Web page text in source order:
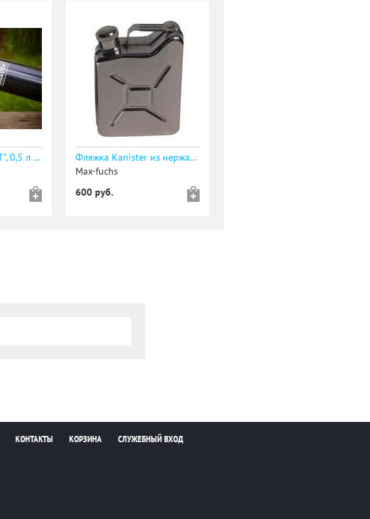
Термос "СЛЕДОПЫТ", 0,5 л /20/
Фляжка Kanister из нержавеющей стали, 170 мл
Max-fuchs
600 руб.
КОНТАКТЫ КОРЗИНА СЛУЖЕБНЫЙ ВХОД